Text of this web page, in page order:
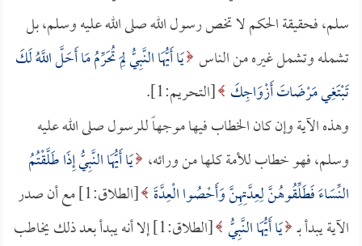
سلم، فحقيقة الحكم لا تخص رسول الله صلى الله عليه وسلم، بل
تشمله وتشمل غيره من الناس يَا أَيُّهَا النَّبِيُّ لِمَ تُحَرِّمُ مَا أَحَلَّ اللَّهُ لَكَ
تَبْتَغِي مَرْضَاتَ أَزْوَاجِكَ [التحريم:1].
وهذه الآية وإن كان الخطاب فيها موجهاً للرسول صلى الله عليه
وسلم، فهو خطاب للأمة كلها من ورائه، يَا أَيُّهَا النَّبِيُّ إِذَا طَلَّقْتُمُ
النِّسَاءَ فَطَلِّقُوهُنَّ لِعِدَّتِهِنَّ وَأَحْصُوا الْعِدَّةَ
[الطلاق:1] مع أن صدر
الآية يبدأ بـ يَا أَيُّهَا النَّبِيُّ
[الطلاق:1] إلا أنه يبدأ بعد ذلك يخاطب